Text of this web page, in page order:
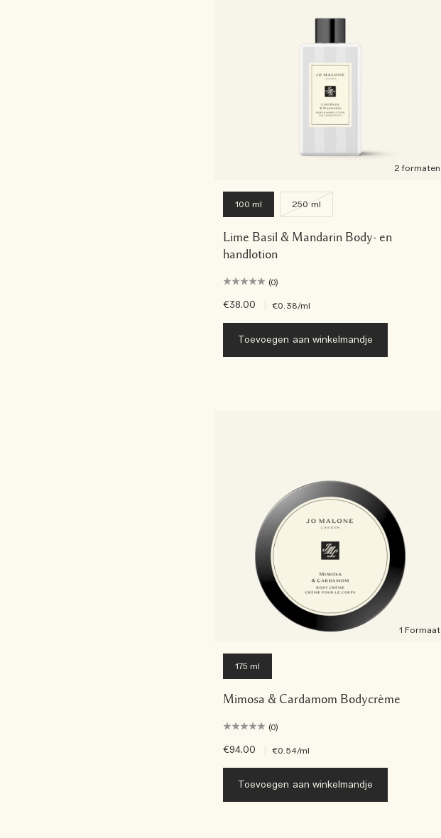
2 formaten
100 ml 250 ml
Lime Basil & Mandarin Body- en
handlotion
(0)
€38.00 €0.38/ml
Toevoegen aan winkelmandje
1 Formaat
175 ml
Mimosa & Cardamom Bodycrème
(0)
€94.00 €0.54/ml
Toevoegen aan winkelmandje